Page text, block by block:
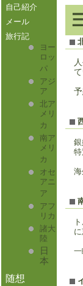
自己紹介
メール
旅行記
ヨー
ロッ
パ
アジ
ア
北ア
メリ
カ
南ア
メリ
カ
オセ
アニ
ア
アフ
リカ
諸大
陸
日
本
随想
に